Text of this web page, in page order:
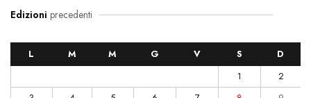
Edizioni precedenti
L M M G V S
D
1
2